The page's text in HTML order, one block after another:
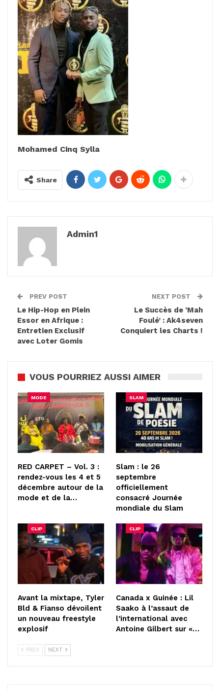
Mohamed Cinq Sylla
Share
Admin1
PREV POST
Le Hip-Hop en Plein
Essor en Afrique :
Entretien Exclusif
avec Loter Gomis
NEXT POST
Le Succès de ‘Mah
Foulé’ : Ak4seven
Conquiert les Charts !
VOUS POURRIEZ AUSSI AIMER
MODE
RED CARPET – Vol. 3 :
rendez-vous les 4 et 5
décembre autour de la
mode et de la…
SLAM
Slam : le 26
septembre
officiellement
consacré Journée
mondiale du Slam
CLIP
Avant la mixtape, Tyler
Bld & Fianso dévoilent
un nouveau freestyle
explosif
CLIP
Canada x Guinée : Lil
Saako à l’assaut de
l’international avec
Antoine Gilbert sur «…
PREV NEXT